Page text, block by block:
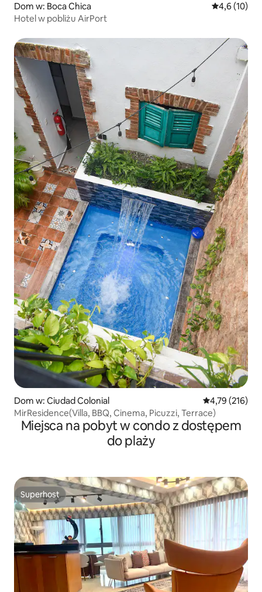
Dom w: Boca Chica Średnia
4,6 (10)
Hotel w pobliżu AirPort
Dom w: Ciudad Colonial Średnia
4,79 (216)
MirResidence(Villa, BBQ, Cinema, Picuzzi, Terrace)
Miejsca na pobyt w condo z dostępem
do plaży
Superhost
Superhost